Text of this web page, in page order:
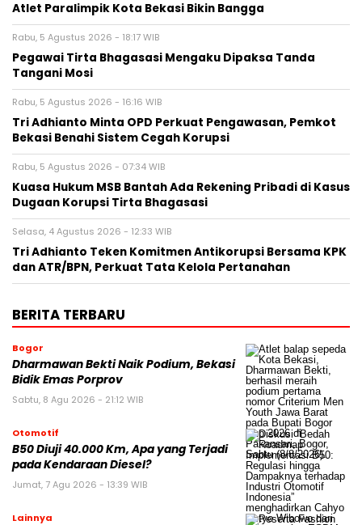
Atlet Paralimpik Kota Bekasi Bikin Bangga
Rabu, 5 Agustus 2026 - 18:17 WIB
Pegawai Tirta Bhagasasi Mengaku Dipaksa Tanda
Tangani Mosi
Rabu, 5 Agustus 2026 - 16:16 WIB
Tri Adhianto Minta OPD Perkuat Pengawasan, Pemkot
Bekasi Benahi Sistem Cegah Korupsi
Rabu, 5 Agustus 2026 - 07:34 WIB
Kuasa Hukum MSB Bantah Ada Rekening Pribadi di Kasus
Dugaan Korupsi Tirta Bhagasasi
Selasa, 4 Agustus 2026 - 12:33 WIB
Tri Adhianto Teken Komitmen Antikorupsi Bersama KPK
dan ATR/BPN, Perkuat Tata Kelola Pertanahan
BERITA TERBARU
Bogor
Dharmawan Bekti Naik Podium, Bekasi
Bidik Emas Porprov
Sabtu, 8 Agu 2026 - 21:12 WIB
Otomotif
B50 Diuji 40.000 Km, Apa yang Terjadi
pada Kendaraan Diesel?
Jumat, 7 Agu 2026 - 13:39 WIB
Lainnya